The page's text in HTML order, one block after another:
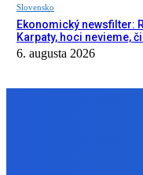
Slovensko
Ekonomický newsfilter:
Karpaty, hoci nevieme,
6. augusta 2026